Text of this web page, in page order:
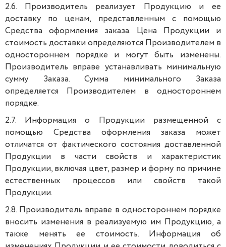
2.6. Производитель реализует Продукцию и ее
доставку по ценам, представленным с помощью
Средства оформления заказа. Цена Продукции и
стоимость доставки определяются Производителем в
одностороннем порядке и могут быть изменены.
Производитель вправе устанавливать минимальную
сумму Заказа. Сумма минимального Заказа
определяется Производителем в одностороннем
порядке.
2.7. Информация о Продукции размещенной с
помощью Средства оформления заказа может
отличатся от фактического состояния доставленной
Продукции в части свойств и характеристик
Продукции, включая цвет, размер и форму по причине
естественных процессов или свойств такой
Продукции.
2.8. Производитель вправе в одностороннем порядке
вносить изменения в реализуемую им Продукцию, а
также менять ее стоимость. Информация об